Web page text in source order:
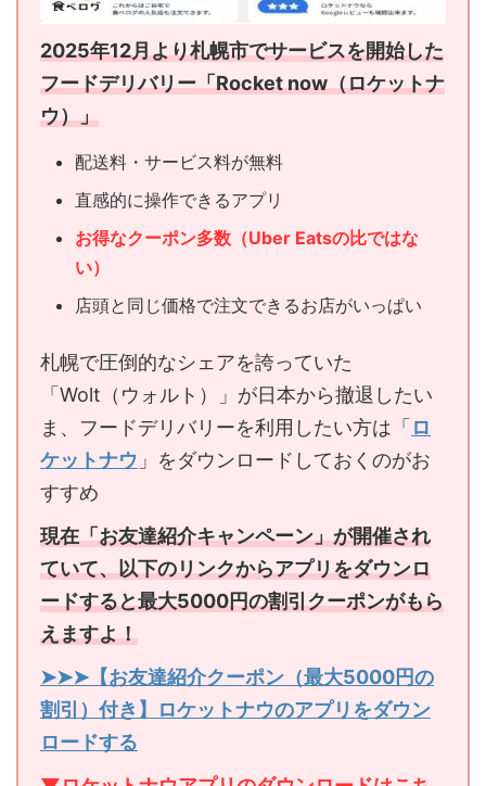
2025年12月より札幌市でサービスを開始した
フードデリバリー「Rocket now（ロケットナ
ウ）」
配送料・サービス料が無料
直感的に操作できるアプリ
お得なクーポン多数（Uber Eatsの比ではな
い）
店頭と同じ価格で注文できるお店がいっぱい
札幌で圧倒的なシェアを誇っていた
「Wolt（ウォルト）」が日本から撤退したい
ま、フードデリバリーを利用したい方は「ロ
ケットナウ 」をダウンロードしておくのがお
すすめ
現在「お友達紹介キャンペーン」が開催され
ていて、以下のリンクからアプリをダウンロ
ードすると最大5000円の割引クーポンがもら
えますよ！
➤➤➤【お友達紹介クーポン（最大5000円の
割引）付き】ロケットナウのアプリをダウン
ロードする